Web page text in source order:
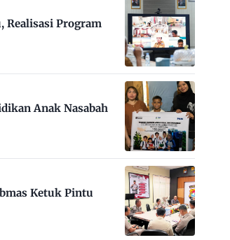
Realisasi Program
Anak Nasabah
Ketuk Pintu